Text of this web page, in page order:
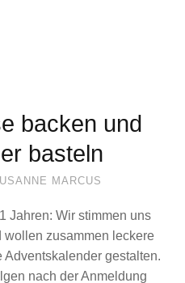
backen und
basteln
MARCUS
Jahren: Wir stimmen uns
wollen zusammen leckere
Adventskalender gestalten.
nach der Anmeldung